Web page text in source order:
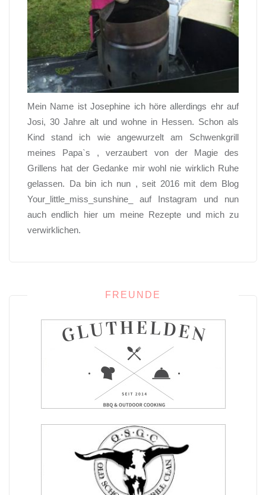
Mein Name ist Josephine ich höre allerdings ehr auf
Josi, 30 Jahre alt und wohne in Hessen. Schon als
Kind stand ich wie angewurzelt am Schwenkgrill
meines Papa`s , verzaubert von der Magie des
Grillens hat der Gedanke mir wohl nie wirklich Ruhe
gelassen. Da bin ich nun , seit 2016 mit dem Blog
Your_little_miss_sunshine_ auf Instagram und nun
auch endlich hier um meine Rezepte und mich zu
verwirklichen.
FREUNDE